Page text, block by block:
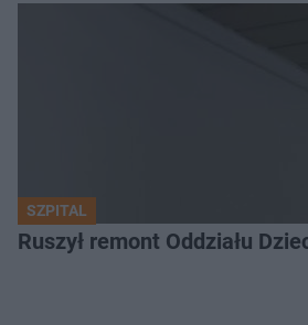
SZPITAL
Ruszył remont Oddziału